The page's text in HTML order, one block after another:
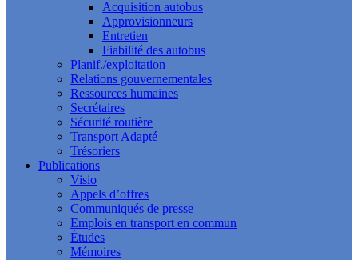
Acquisition autobus
Approvisionneurs
Entretien
Fiabilité des autobus
Planif./exploitation
Relations gouvernementales
Ressources humaines
Secrétaires
Sécurité routière
Transport Adapté
Trésoriers
Publications
Visio
Appels d’offres
Communiqués de presse
Emplois en transport en commun
Études
Mémoires